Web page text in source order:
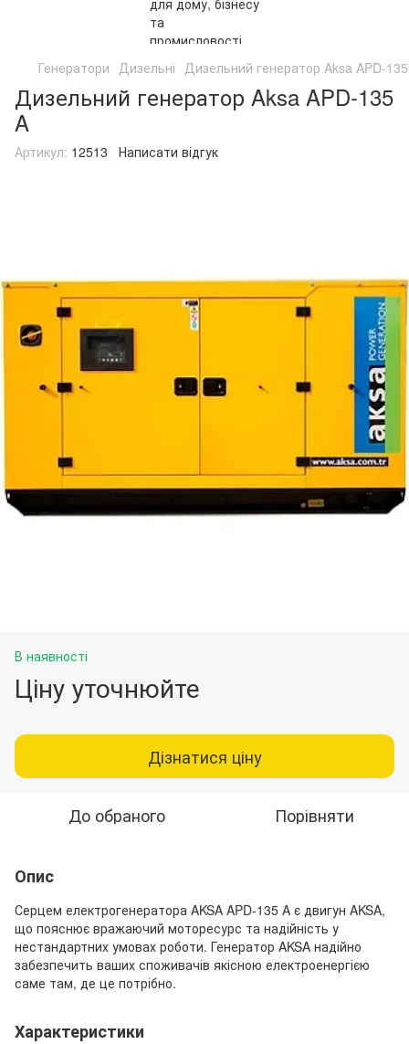
Генератори Дизельні Дизельний генератор Aksa APD-
Дизельний генератор Aksa APD-135
A
Артикул: 12513 Написати відгук
В наявності
Ціну уточнюйте
Дізнатися ціну
До обраного Порівняти
Опис
Серцем електрогенератора AKSA APD-135 A є двигун AKSA,
що пояснює вражаючий моторесурс та надійність у
нестандартних умовах роботи. Генератор AKSA надійно
забезпечить ваших споживачів якісною електроенергією
саме там, де це потрібно.
Характеристики